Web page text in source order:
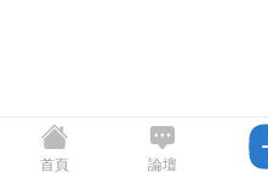
首頁 論壇